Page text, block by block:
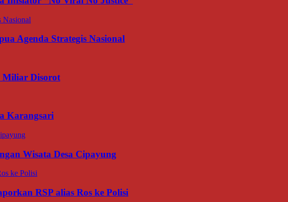
Agenda Strategis Nasional
Miliar Disorot
Karangsari
Wisata Desa Cipayung
RSP alias Ros ke Polisi